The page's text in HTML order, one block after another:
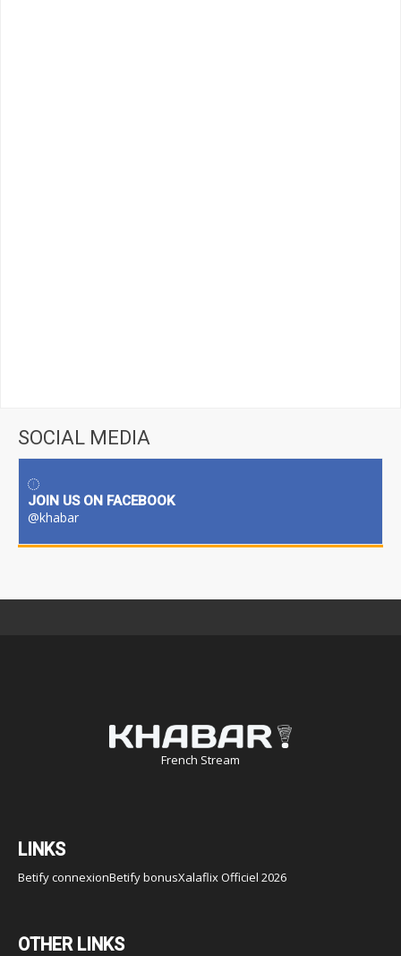
SOCIAL MEDIA
JOIN US ON FACEBOOK
@khabar
French Stream
LINKS
Betify connexionBetify bonusXalaflix Officiel 2026
OTHER LINKS